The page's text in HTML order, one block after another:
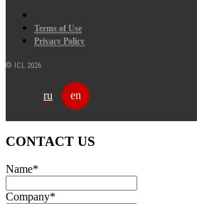
Terms of Use
Privacy Policy
© ICL 2026
ru en
CONTACT US
Name*
Company*